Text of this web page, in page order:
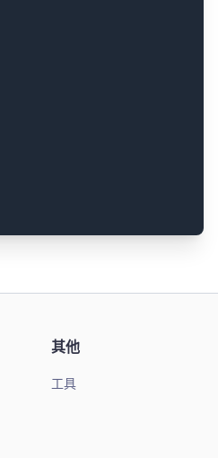
其他
工具